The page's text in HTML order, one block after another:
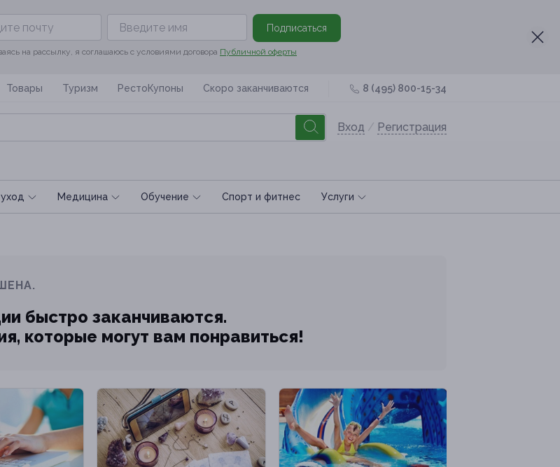
Подписаться
на рассылку, я соглашаюсь с условиями договора Публичной оферты
Товары Туризм РестоКупоны Скоро заканчиваются 8 (495) 800-15-34
Вход / Регистрация
Медицина Обучение Спoрт и фитнес Услуги
быстро заканчиваются.
которые могут вам понравиться!